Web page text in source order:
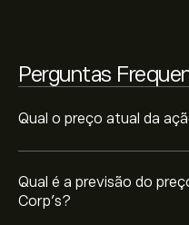
Perguntas
Qual o preço atual da
Qual é a previsão do
Corp’s?